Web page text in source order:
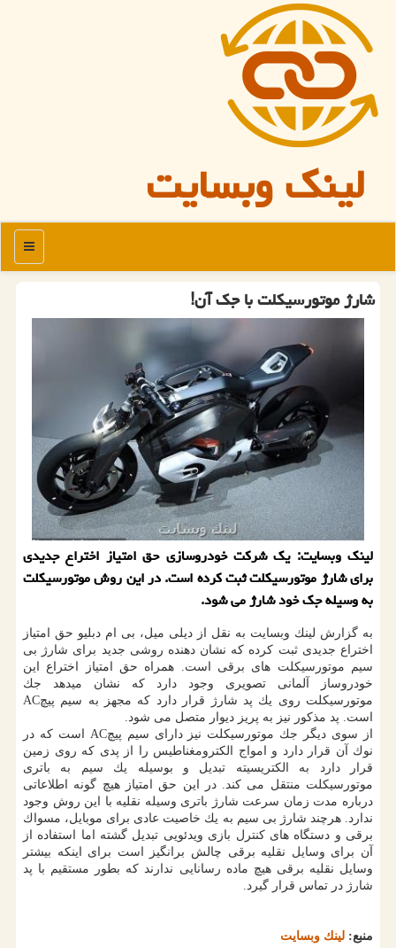
لینک وبسایت
منو
شارژ موتورسیكلت با جك آن!
لینك وبسایت: یك شركت خودروسازی حق امتیاز اختراع جدیدی
برای شارژ موتورسیكلت ثبت كرده است. در این روش موتورسیكلت
به وسیله جك خود شارژ می شود.
به گزارش لینك وبسایت به نقل از دیلی میل، بی ام دبلیو حق امتیاز
اختراع جدیدی ثبت كرده كه نشان دهنده روشی جدید برای شارژ بی
سیم موتورسیكلت های برقی است. همراه حق امتیاز اختراع این
خودروساز آلمانی تصویری وجود دارد كه نشان میدهد جك
موتورسیكلت روی یك پد شارژ قرار دارد كه مجهز به سیم پیچAC
است. پد مذكور نیز به پریز دیوار متصل می شود.
از سوی دیگر جك موتورسیكلت نیز دارای سیم پیچAC است كه در
نوك آن قرار دارد و امواج الكترومغناطیس را از پدی كه روی زمین
قرار دارد به الكتریسیته تبدیل و بوسیله یك سیم به باتری
موتورسیكلت منتقل می كند. در این حق امتیاز هیچ گونه اطلاعاتی
درباره مدت زمان سرعت شارژ باتری وسیله نقلیه با این روش وجود
ندارد. هرچند شارژ بی سیم به یك خاصیت عادی برای موبایل، مسواك
برقی و دستگاه های كنترل بازی ویدئویی تبدیل گشته اما استفاده از
آن برای وسایل نقلیه برقی چالش برانگیز است برای اینكه بیشتر
وسایل نقلیه برقی هیچ ماده رسانایی ندارند كه بطور مستقیم با پد
شارژ در تماس قرار گیرد.
منبع: لینك وبسایت